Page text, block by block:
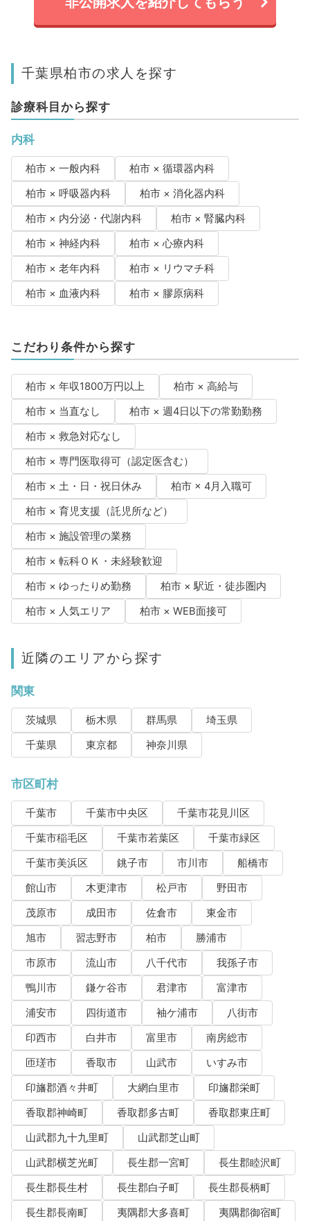
千葉県柏市の求人を探す
診療科目から探す
内科
柏市 × 一般内科
柏市 × 循環器内科
柏市 × 呼吸器内科
柏市 × 消化器内科
柏市 × 内分泌・代謝内科
柏市 × 腎臓内科
柏市 × 神経内科
柏市 × 心療内科
柏市 × 老年内科
柏市 × リウマチ科
柏市 × 血液内科
柏市 × 膠原病科
こだわり条件から探す
柏市 × 年収1800万円以上
柏市 × 高給与
柏市 × 当直なし
柏市 × 週4日以下の常勤勤務
柏市 × 救急対応なし
柏市 × 専門医取得可（認定医含む）
柏市 × 土・日・祝日休み
柏市 × 4月入職可
柏市 × 育児支援（託児所など）
柏市 × 施設管理の業務
柏市 × 転科ＯＫ・未経験歓迎
柏市 × ゆったりめ勤務
柏市 × 駅近・徒歩圏内
柏市 × 人気エリア
柏市 × WEB面接可
近隣のエリアから探す
関東
茨城県 栃木県 群馬県
埼玉県
千葉県
東京都 神奈川県
市区町村
千葉市 千葉市中央区
千葉市花見川区
千葉市稲毛区
千葉市若葉区
千葉市緑区
千葉市美浜区
銚子市 市川市
船橋市
館山市
木更津市 松戸市
野田市
茂原市
成田市 佐倉市
東金市
旭市
習志野市 柏市
勝浦市
市原市
流山市 八千代市
我孫子市
鴨川市
鎌ケ谷市 君津市
富津市
浦安市
四街道市 袖ケ浦市
八街市
印西市
白井市 富里市
南房総市
匝瑳市
香取市 山武市
いすみ市
印旛郡酒々井町
大網白里市
印旛郡栄町
香取郡神崎町
香取郡多古町
香取郡東庄町
山武郡九十九里町
山武郡芝山町
山武郡横芝光町
長生郡一宮町
長生郡睦沢町
長生郡長生村
長生郡白子町
長生郡長柄町
長生郡長南町
夷隅郡大多喜町
夷隅郡御宿町